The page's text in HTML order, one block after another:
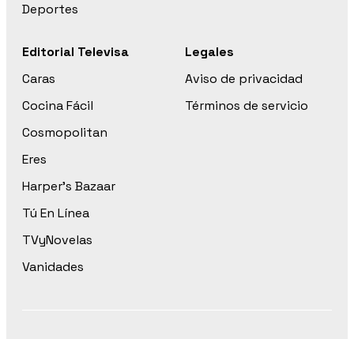
Deportes
Editorial Televisa
Caras
Cocina Fácil
Cosmopolitan
Eres
Harper’s Bazaar
Tú En Línea
TVyNovelas
Vanidades
Legales
Aviso de privacidad
Términos de servicio